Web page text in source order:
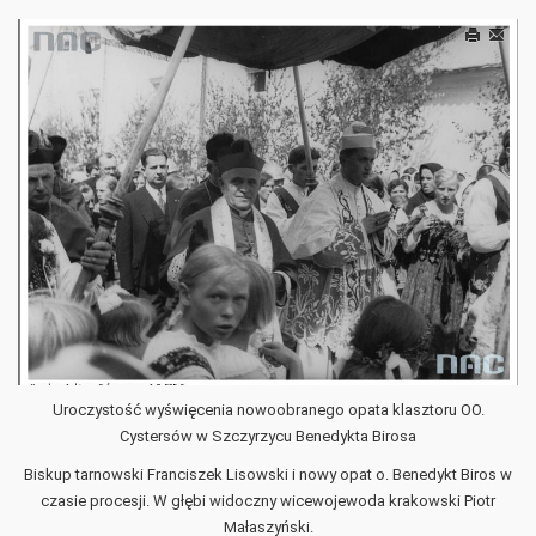
Drukuj
E-
mail
Uroczystość wyświęcenia nowoobranego opata klasztoru OO.
Cystersów w Szczyrzycu Benedykta Birosa
Biskup tarnowski Franciszek Lisowski i nowy opat o. Benedykt Biros w
czasie procesji. W głębi widoczny wicewojewoda krakowski Piotr
Małaszyński.